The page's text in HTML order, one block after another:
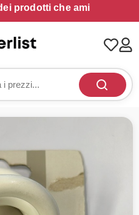
prodotti che ami